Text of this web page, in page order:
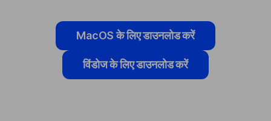
MacOS के लिए डाउनलोड करें
विंडोज के लिए डाउनलोड करें